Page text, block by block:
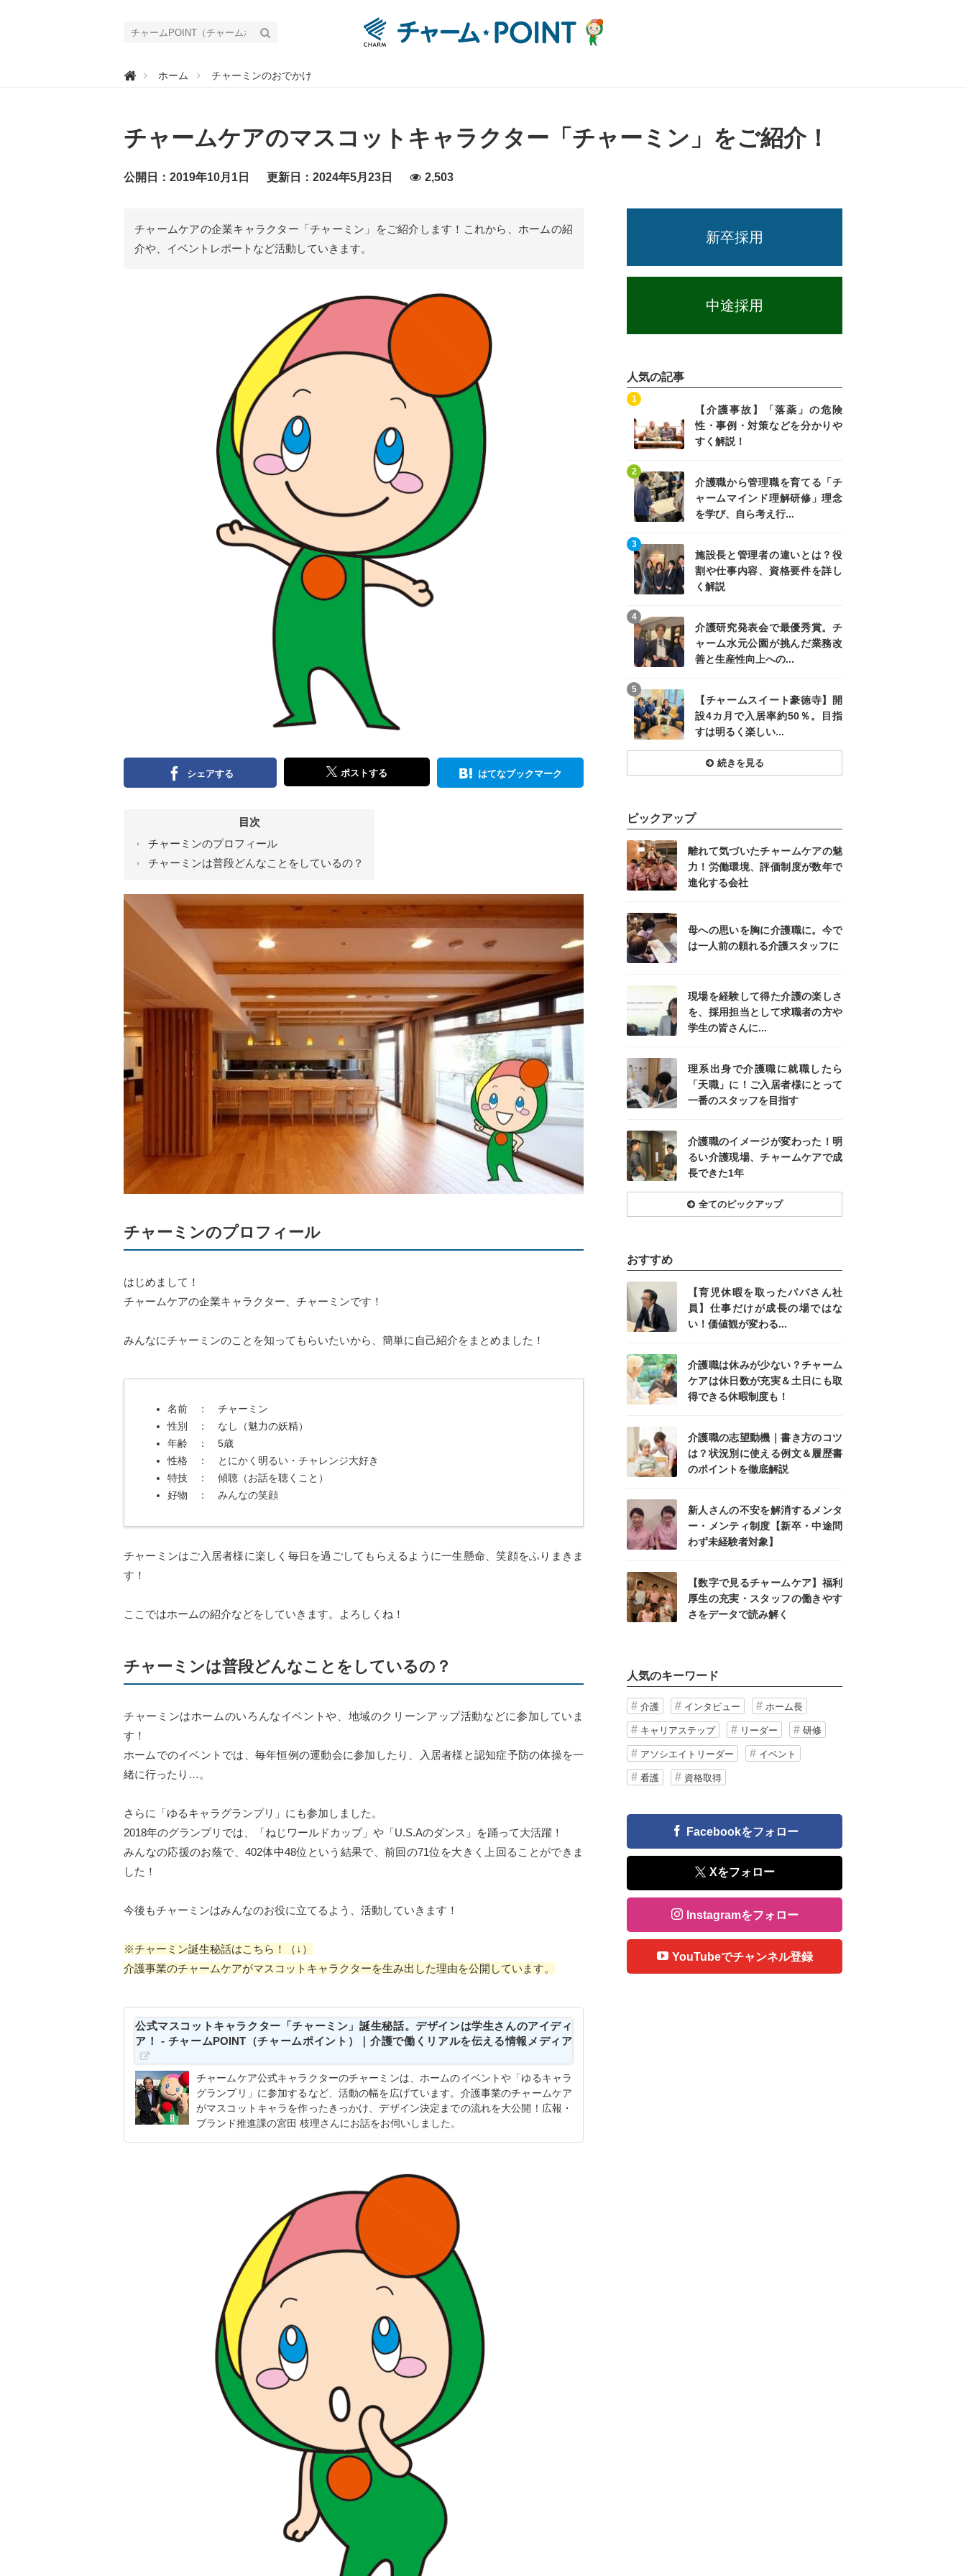
チ
I
N
チ
ャ
イ
ン
ト
）
ホーム チャーミンのおでかけ
チャームケアのマスコットキャラクター「チャーミン」をご紹介！
公開日：2019年10月1日 更新日：2024年5月23日 2,503
チャームケアの企業キャラクター「チャーミン」をご紹介します！これから、ホームの紹
介や、イベントレポートなど活動していきます。
シェアする ポストする はてなブックマーク
目次
チャーミンのプロフィール
チャーミンは普段どんなことをしているの？
チャーミンのプロフィール
はじめまして！
チャームケアの企業キャラクター、チャーミンです！
みんなにチャーミンのことを知ってもらいたいから、簡単に自己紹介をまとめました！
名前 ： チャーミン
性別 ： なし（魅力の妖精）
年齢 ： 5歳
性格 ： とにかく明るい・チャレンジ大好き
特技 ： 傾聴（お話を聴くこと）
好物 ： みんなの笑顔
チャーミンはご入居者様に楽しく毎日を過ごしてもらえるように一生懸命、笑顔をふりまきま
す！
ここではホームの紹介などをしていきます。よろしくね！
チャーミンは普段どんなことをしているの？
チャーミンはホームのいろんなイベントや、地域のクリーンアップ活動などに参加していま
す！
ホームでのイベントでは、毎年恒例の運動会に参加したり、入居者様と認知症予防の体操を一
緒に行ったり…。
さらに「ゆるキャラグランプリ」にも参加しました。
2018年のグランプリでは、「ねじワールドカップ」や「U.S.Aのダンス」を踊って大活躍！
みんなの応援のお蔭で、402体中48位という結果で、前回の71位を大きく上回ることができま
した！
今後もチャーミンはみんなのお役に立てるよう、活動していきます！
※チャーミン誕生秘話はこちら！（↓）
介護事業のチャームケアがマスコットキャラクターを生み出した理由を公開しています。
公式マスコットキャラクター「チャーミン」誕生秘話。デザインは学生さんのアイディ
ア！ - チャームPOINT（チャームポイント）｜介護で働くリアルを伝える情報メディア
チャームケア公式キャラクターのチャーミンは、ホームのイベントや「ゆるキャラ
グランプリ」に参加するなど、活動の幅を広げています。介護事業のチャームケア
がマスコットキャラを作ったきっかけ、デザイン決定までの流れを大公開！広報・
ブランド推進課の宮田 枝理さんにお話をお伺いしました。
新卒採用
中途採用
人気の記事
【介護事故】「落薬」の危険
性・事例・対策などを分かりや
すく解説！
1
介護職から管理職を育てる「チ
ャームマインド理解研修」理念
を学び、自ら考え行...
2
施設長と管理者の違いとは？役
割や仕事内容、資格要件を詳し
く解説
3
介護研究発表会で最優秀賞。チ
ャーム水元公園が挑んだ業務改
善と生産性向上への...
4
【チャームスイート豪徳寺】開
設4カ月で入居率約50％。目指
すは明るく楽しい...
5
続きを見る
ピックアップ
離れて気づいたチャームケアの魅
力！労働環境、評価制度が数年で
進化する会社
母への思いを胸に介護職に。今で
は一人前の頼れる介護スタッフに
現場を経験して得た介護の楽しさ
を、採用担当として求職者の方や
学生の皆さんに...
記事を読む
理系出身で介護職に就職したら
「天職」に！ご入居者様にとって
一番のスタッフを目指す
介護職のイメージが変わった！明
るい介護現場、チャームケアで成
長できた1年
記事を読む
全てのピックアップ
おすすめ
【育児休暇を取ったパパさん社
員】仕事だけが成長の場ではな
い！価値観が変わる...
介護職は休みが少ない？チャーム
ケアは休日数が充実＆土日にも取
得できる休暇制度も！
介護職の志望動機｜書き方のコツ
は？状況別に使える例文＆履歴書
のポイントを徹底解説
新人さんの不安を解消するメンタ
ー・メンティ制度【新卒・中途問
わず未経験者対象】
【数字で見るチャームケア】福利
厚生の充実・スタッフの働きやす
さをデータで読み解く
人気のキーワード
介護 インタビュー ホーム長
キャリアステップ リーダー 研修
アソシエイトリーダー イベント
看護 資格取得
Facebookをフォロー
Xをフォロー
Instagramをフォロー
YouTubeでチャンネル登録